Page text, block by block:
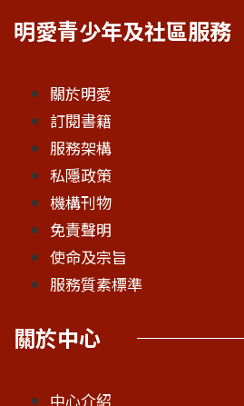
明愛青少年及社區服務
關於明愛
訂閱書籍
服務架構
私隱政策
機構刊物
免責聲明
使命及宗旨
服務質素標準
關於中心
中心介紹